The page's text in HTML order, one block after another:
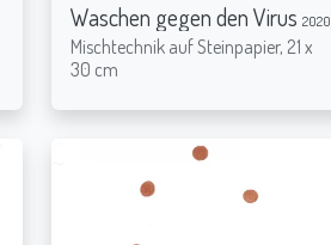
Waschen gegen den Virus 2020
Mischtechnik auf Steinpapier, 21 x
30 cm